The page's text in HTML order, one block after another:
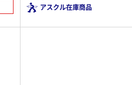
アスクル在庫商品